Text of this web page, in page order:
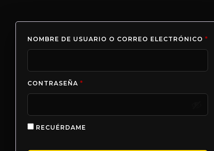
NOMBRE DE USUARIO O CORREO ELECTRÓNICO *
CONTRASEÑA *
RECUÉRDAME